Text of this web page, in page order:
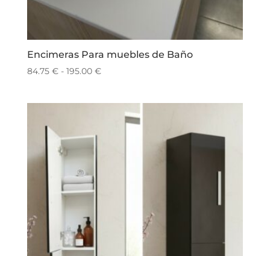
Encimeras Para muebles de Baño
84.75 € - 195.00 €Rango
84.75 €